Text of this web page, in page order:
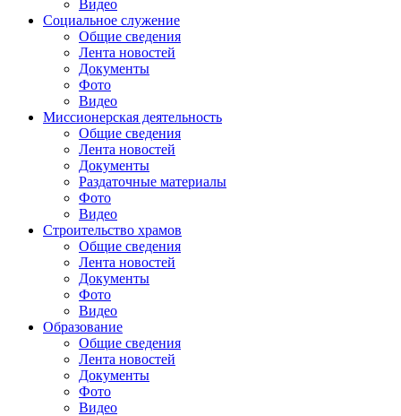
Видео
Социальное служение
Общие сведения
Лента новостей
Документы
Фото
Видео
Миссионерская деятельность
Общие сведения
Лента новостей
Документы
Раздаточные материалы
Фото
Видео
Строительство храмов
Общие сведения
Лента новостей
Документы
Фото
Видео
Образование
Общие сведения
Лента новостей
Документы
Фото
Видео